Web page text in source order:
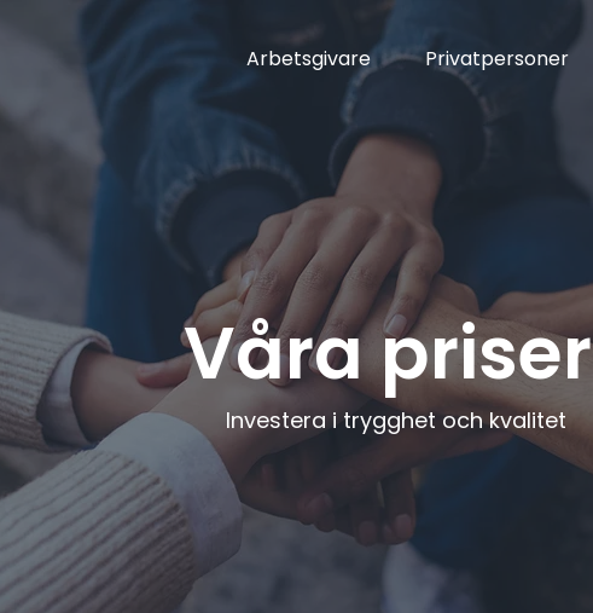
Arbetsgivare Privatpersoner
Våra priser
Investera i trygghet och kvalitet